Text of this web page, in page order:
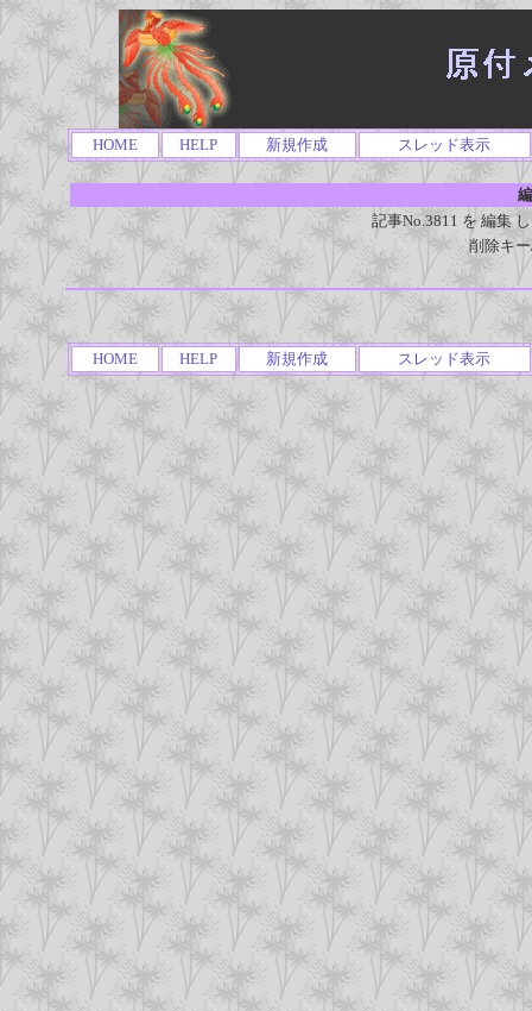
HOME HELP 新規作成 スレッド表示
記事No.3811 を 編集
削除キ
HOME HELP 新規作成 スレッド表示